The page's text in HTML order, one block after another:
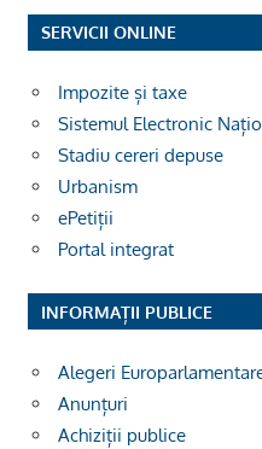
SERVICII ONLINE
Impozite și taxe
Sistemul Electronic
Stadiu cereri depuse
Urbanism
ePetiții
Portal integrat
INFORMAȚII PUBLICE
Alegeri
Anunțuri
Achiziții publice